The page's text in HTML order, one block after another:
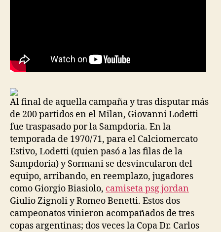
Al final de aquella campaña y tras disputar más
de 200 partidos en el Milan, Giovanni Lodetti
fue traspasado por la Sampdoria. En la
temporada de 1970/71, para el Calciomercato
Estivo, Lodetti (quien pasó a las filas de la
Sampdoria) y Sormani se desvincularon del
equipo, arribando, en reemplazo, jugadores
como Giorgio Biasiolo, camiseta psg jordan
Giulio Zignoli y Romeo Benetti. Estos dos
campeonatos vinieron acompañados de tres
copas argentinas; dos veces la Copa Dr. Carlos